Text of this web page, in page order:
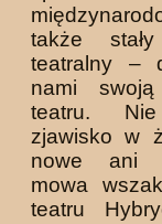
także
teatralny –
nami
teatru.
zjawisko w
nowe ani
mowa
teatru